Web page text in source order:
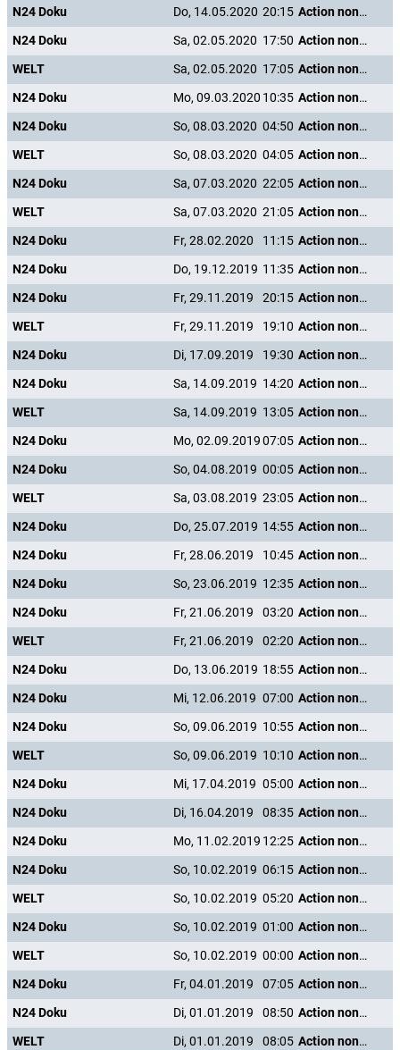
N24 Doku Do, 14.05.2020 20:15
Action nonstop - Freizeitspaß der Superlative
N24 Doku
Sa, 02.05.2020 17:50
Action nonstop - Freizeitspaß der Superlative
WELT
Sa, 02.05.2020 17:05
Action nonstop - Freizeitspaß der Superlative
N24 Doku
Mo, 09.03.2020 10:35
Action nonstop - Freizeitspaß der Superlative
N24 Doku
So, 08.03.2020 04:50
Action nonstop - Freizeitspaß der Superlative
WELT
So, 08.03.2020 04:05
Action nonstop - Freizeitspaß der Superlative
N24 Doku
Sa, 07.03.2020 22:05
Action nonstop - Freizeitspaß der Superlative
WELT
Sa, 07.03.2020 21:05
Action nonstop - Freizeitspaß der Superlative
N24 Doku
Fr, 28.02.2020 11:15
Action nonstop - Freizeitspaß der Superlative
N24 Doku
Do, 19.12.2019 11:35
Action nonstop - Freizeitspaß der Superlative
N24 Doku
Fr, 29.11.2019 20:15
Action nonstop - Freizeitspaß der Superlative
WELT
Fr, 29.11.2019 19:10
Action nonstop - Freizeitspaß der Superlative
N24 Doku
Di, 17.09.2019 19:30
Action nonstop - Freizeitspaß der Superlative
N24 Doku
Sa, 14.09.2019 14:20
Action nonstop - Freizeitspaß der Superlative
WELT
Sa, 14.09.2019 13:05
Action nonstop - Freizeitspaß der Superlative
N24 Doku
Mo, 02.09.201907:05
Action nonstop - Freizeitspaß der Superlative
N24 Doku
So, 04.08.2019 00:05
Action nonstop - Freizeitspaß der Superlative
WELT
Sa, 03.08.2019 23:05
Action nonstop - Freizeitspaß der Superlative
N24 Doku
Do, 25.07.2019 14:55
Action nonstop - Freizeitspaß der Superlative
N24 Doku
Fr, 28.06.2019 10:45
Action nonstop - Freizeitspaß der Superlative
N24 Doku
So, 23.06.2019 12:35
Action nonstop - Freizeitspaß der Superlative
N24 Doku
Fr, 21.06.2019 03:20
Action nonstop - Freizeitspaß der Superlative
WELT
Fr, 21.06.2019 02:20
Action nonstop - Freizeitspaß der Superlative
N24 Doku
Do, 13.06.2019 18:55
Action nonstop - Freizeitspaß der Superlative
N24 Doku
Mi, 12.06.2019 07:00
Action nonstop - Freizeitspaß der Superlative
N24 Doku
So, 09.06.2019 10:55
Action nonstop - Freizeitspaß der Superlative
WELT
So, 09.06.2019 10:10
Action nonstop - Freizeitspaß der Superlative
N24 Doku
Mi, 17.04.2019 05:00
Action nonstop - Freizeitspaß der Superlative
N24 Doku
Di, 16.04.2019 08:35
Action nonstop - Freizeitspaß der Superlative
N24 Doku
Mo, 11.02.2019 12:25
Action nonstop - Freizeitspaß der Superlative
N24 Doku
So, 10.02.2019 06:15
Action nonstop - Freizeitspaß der Superlative
WELT
So, 10.02.2019 05:20
Action nonstop - Freizeitspaß der Superlative
N24 Doku
So, 10.02.2019 01:00
Action nonstop - Freizeitspaß der Superlative
WELT
So, 10.02.2019 00:00
Action nonstop - Freizeitspaß der Superlative
N24 Doku
Fr, 04.01.2019 07:05
Action nonstop - Freizeitspaß der Superlative
N24 Doku
Di, 01.01.2019 08:50
Action nonstop - Freizeitspaß der Superlative
WELT
Di, 01.01.2019 08:05
Action nonstop - Freizeitspaß der Superlative